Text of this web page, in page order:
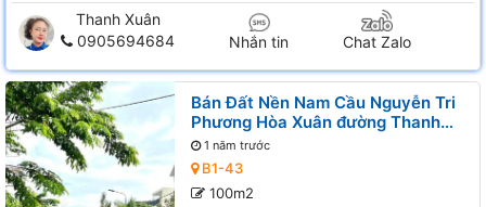
Thanh Xuân
0905694684
Nhắn tin Chat Zalo
Bán Đất Nền Nam Cầu Nguyễn Tri
Phương Hòa Xuân đường Thanh
Lương 18 B1-43 lô 10x
1 năm trước
B1-43
100m2